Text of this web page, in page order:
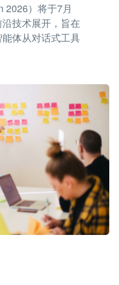
2026）将于7月
技术展开，旨在
体从对话式工具